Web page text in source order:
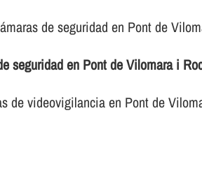
de seguridad en Pont de
seguridad en Pont de Vilomara i
de videovigilancia en Pont de